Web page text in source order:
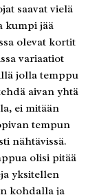
saavat vielä
kumpi jää
olevat kortit
variaatiot
jolla temppu
aivan yhtä
ei mitään
tempun
nähtävissä.
olisi pitää
yksitellen
kohdalla ja